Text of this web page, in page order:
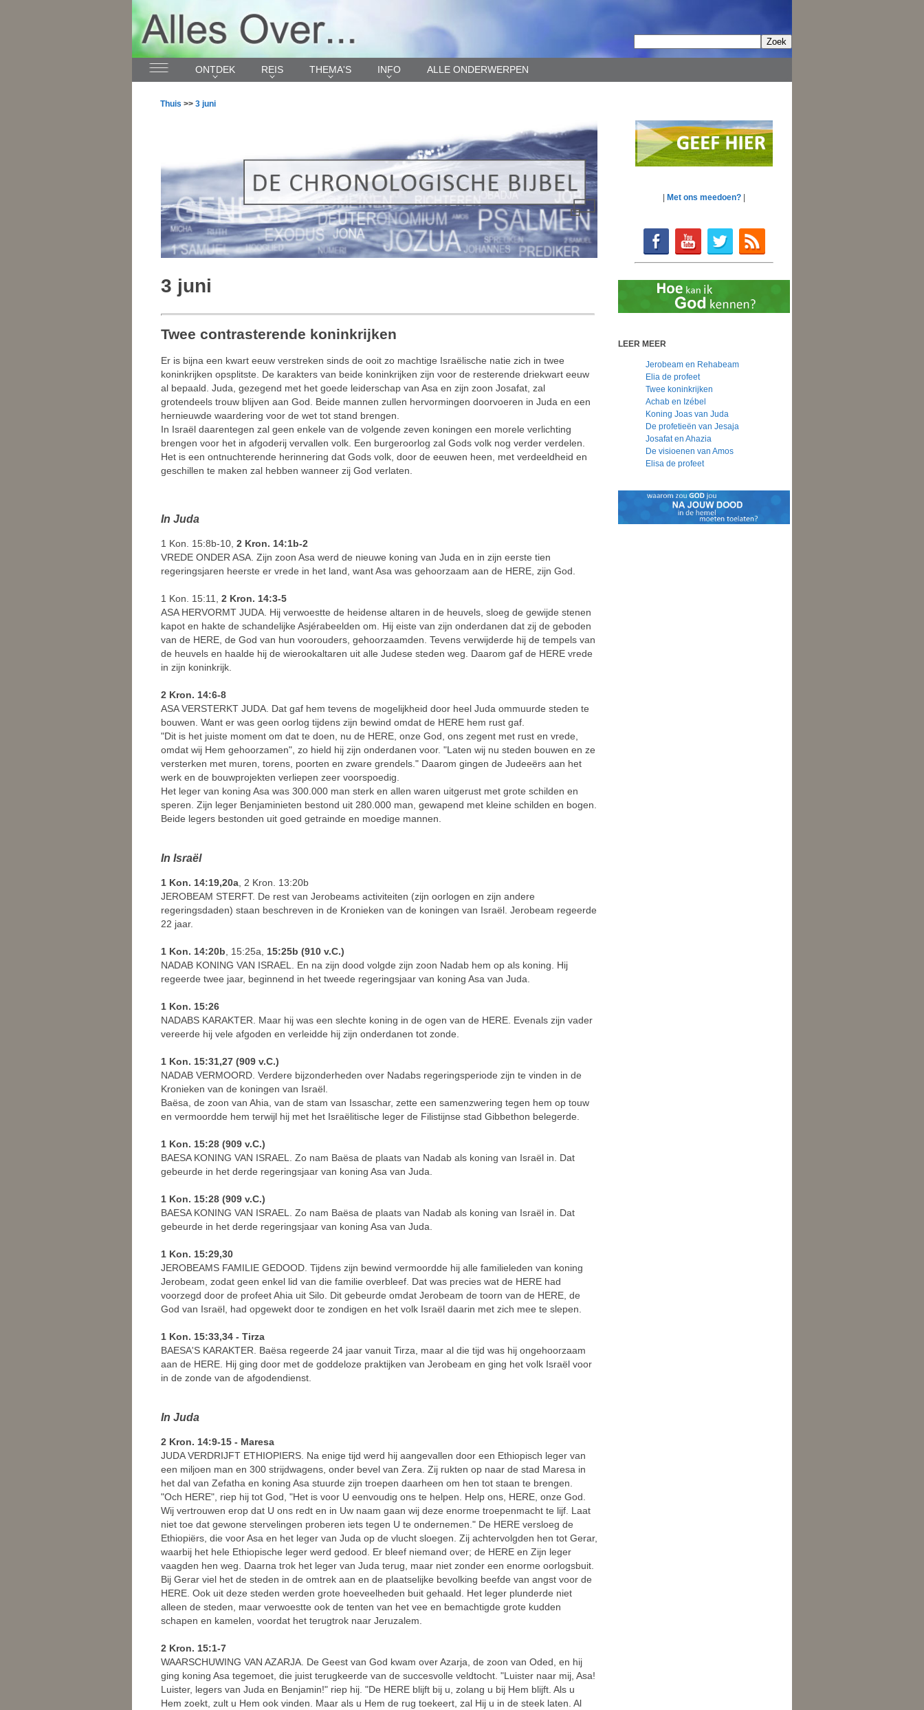
Thuis >> 3 juni
3 juni
Twee contrasterende koninkrijken
Er is bijna een kwart eeuw verstreken sinds de ooit zo machtige Israëlische natie zich in twee
koninkrijken opsplitste. De karakters van beide koninkrijken zijn voor de resterende driekwart eeuw
al bepaald. Juda, gezegend met het goede leiderschap van Asa en zijn zoon Josafat, zal
grotendeels trouw blijven aan God. Beide mannen zullen hervormingen doorvoeren in Juda en een
hernieuwde waardering voor de wet tot stand brengen.
In Israël daarentegen zal geen enkele van de volgende zeven koningen een morele verlichting
brengen voor het in afgoderij vervallen volk. Een burgeroorlog zal Gods volk nog verder verdelen.
Het is een ontnuchterende herinnering dat Gods volk, door de eeuwen heen, met verdeeldheid en
geschillen te maken zal hebben wanneer zij God verlaten.
In Juda
1 Kon. 15:8b-10, 2 Kron. 14:1b-2
VREDE ONDER ASA. Zijn zoon Asa werd de nieuwe koning van Juda en in zijn eerste tien
regeringsjaren heerste er vrede in het land, want Asa was gehoorzaam aan de HERE, zijn God.
1 Kon. 15:11, 2 Kron. 14:3-5
ASA HERVORMT JUDA. Hij verwoestte de heidense altaren in de heuvels, sloeg de gewijde stenen
kapot en hakte de schandelijke Asjérabeelden om. Hij eiste van zijn onderdanen dat zij de geboden
van de HERE, de God van hun voorouders, gehoorzaamden. Tevens verwijderde hij de tempels van
de heuvels en haalde hij de wierookaltaren uit alle Judese steden weg. Daarom gaf de HERE vrede
in zijn koninkrijk.
2 Kron. 14:6-8
ASA VERSTERKT JUDA. Dat gaf hem tevens de mogelijkheid door heel Juda ommuurde steden te
bouwen. Want er was geen oorlog tijdens zijn bewind omdat de HERE hem rust gaf.
"Dit is het juiste moment om dat te doen, nu de HERE, onze God, ons zegent met rust en vrede,
omdat wij Hem gehoorzamen", zo hield hij zijn onderdanen voor. "Laten wij nu steden bouwen en ze
versterken met muren, torens, poorten en zware grendels." Daarom gingen de Judeeërs aan het
werk en de bouwprojekten verliepen zeer voorspoedig.
Het leger van koning Asa was 300.000 man sterk en allen waren uitgerust met grote schilden en
speren. Zijn leger Benjaminieten bestond uit 280.000 man, gewapend met kleine schilden en bogen.
Beide legers bestonden uit goed getrainde en moedige mannen.
In Israël
1 Kon. 14:19,20a , 2 Kron. 13:20b
JEROBEAM STERFT. De rest van Jerobeams activiteiten (zijn oorlogen en zijn andere
regeringsdaden) staan beschreven in de Kronieken van de koningen van Israël. Jerobeam regeerde
22 jaar.
1 Kon. 14:20b , 15:25a, 15:25b (910 v.C.)
NADAB KONING VAN ISRAEL. En na zijn dood volgde zijn zoon Nadab hem op als koning. Hij
regeerde twee jaar, beginnend in het tweede regeringsjaar van koning Asa van Juda.
1 Kon. 15:26
NADABS KARAKTER. Maar hij was een slechte koning in de ogen van de HERE. Evenals zijn vader
vereerde hij vele afgoden en verleidde hij zijn onderdanen tot zonde.
1 Kon. 15:31,27 (909 v.C.)
NADAB VERMOORD. Verdere bijzonderheden over Nadabs regeringsperiode zijn te vinden in de
Kronieken van de koningen van Israël.
Baësa, de zoon van Ahia, van de stam van Issaschar, zette een samenzwering tegen hem op touw
en vermoordde hem terwijl hij met het Israëlitische leger de Filistijnse stad Gibbethon belegerde.
1 Kon. 15:28 (909 v.C.)
BAESA KONING VAN ISRAEL. Zo nam Baësa de plaats van Nadab als koning van Israël in. Dat
gebeurde in het derde regeringsjaar van koning Asa van Juda.
1 Kon. 15:28 (909 v.C.)
BAESA KONING VAN ISRAEL. Zo nam Baësa de plaats van Nadab als koning van Israël in. Dat
gebeurde in het derde regeringsjaar van koning Asa van Juda.
1 Kon. 15:29,30
JEROBEAMS FAMILIE GEDOOD. Tijdens zijn bewind vermoordde hij alle familieleden van koning
Jerobeam, zodat geen enkel lid van die familie overbleef. Dat was precies wat de HERE had
voorzegd door de profeet Ahia uit Silo. Dit gebeurde omdat Jerobeam de toorn van de HERE, de
God van Israël, had opgewekt door te zondigen en het volk Israël daarin met zich mee te slepen.
1 Kon. 15:33,34 - Tirza
BAESA'S KARAKTER. Baësa regeerde 24 jaar vanuit Tirza, maar al die tijd was hij ongehoorzaam
aan de HERE. Hij ging door met de goddeloze praktijken van Jerobeam en ging het volk Israël voor
in de zonde van de afgodendienst.
In Juda
2 Kron. 14:9-15 - Maresa
JUDA VERDRIJFT ETHIOPIERS. Na enige tijd werd hij aangevallen door een Ethiopisch leger van
een miljoen man en 300 strijdwagens, onder bevel van Zera. Zij rukten op naar de stad Maresa in
het dal van Zefatha en koning Asa stuurde zijn troepen daarheen om hen tot staan te brengen.
"Och HERE", riep hij tot God, "Het is voor U eenvoudig ons te helpen. Help ons, HERE, onze God.
Wij vertrouwen erop dat U ons redt en in Uw naam gaan wij deze enorme troepenmacht te lijf. Laat
niet toe dat gewone stervelingen proberen iets tegen U te ondernemen." De HERE versloeg de
Ethiopiërs, die voor Asa en het leger van Juda op de vlucht sloegen. Zij achtervolgden hen tot Gerar,
waarbij het hele Ethiopische leger werd gedood. Er bleef niemand over; de HERE en Zijn leger
vaagden hen weg. Daarna trok het leger van Juda terug, maar niet zonder een enorme oorlogsbuit.
Bij Gerar viel het de steden in de omtrek aan en de plaatselijke bevolking beefde van angst voor de
HERE. Ook uit deze steden werden grote hoeveelheden buit gehaald. Het leger plunderde niet
alleen de steden, maar verwoestte ook de tenten van het vee en bemachtigde grote kudden
schapen en kamelen, voordat het terugtrok naar Jeruzalem.
2 Kron. 15:1-7
WAARSCHUWING VAN AZARJA. De Geest van God kwam over Azarja, de zoon van Oded, en hij
ging koning Asa tegemoet, die juist terugkeerde van de succesvolle veldtocht. "Luister naar mij, Asa!
Luister, legers van Juda en Benjamin!" riep hij. "De HERE blijft bij u, zolang u bij Hem blijft. Als u
Hem zoekt, zult u Hem ook vinden. Maar als u Hem de rug toekeert, zal Hij u in de steek laten. Al
Met ons meedoen?
LEER MEER
Jerobeam en Rehabeam
Elia de profeet
Twee koninkrijken
Achab en Izébel
Koning Joas van Juda
De profetieën van Jesaja
Josafat en Ahazia
De visioenen van Amos
Elisa de profeet
ONTDEK REIS THEMA'S INFO ALLE ONDERWERPEN